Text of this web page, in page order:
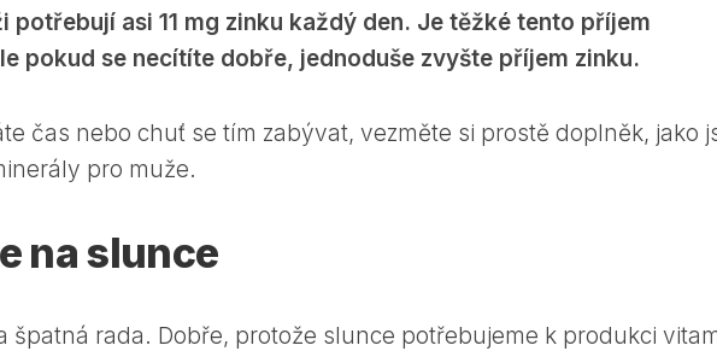
potřebují asi 11 mg zinku každý den. Je těžké tento příjem
pokud se necítíte dobře, jednoduše zvyšte příjem zinku.
čas nebo chuť se tím zabývat, vezměte si prostě doplněk, jako
pro muže.
na slunce
špatná rada. Dobře, protože slunce potřebujeme k produkci